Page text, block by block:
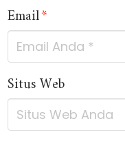
Email*
Situs Web